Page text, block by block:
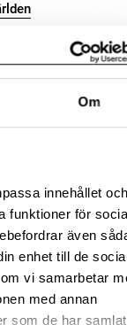
Om
innehållet och
funktioner för
även
enhet till de
vi samarbetar
med annan
som de har